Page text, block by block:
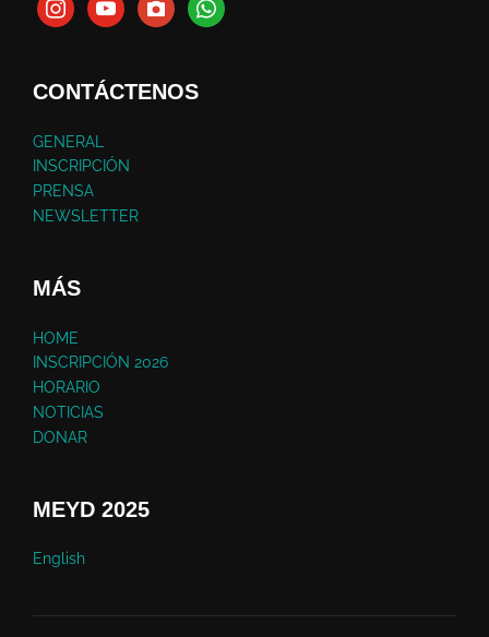
CONTÁCTENOS
GENERAL
INSCRIPCIÓN
PRENSA
NEWSLETTER
MÁS
HOME
INSCRIPCIÓN 2026
HORARIO
NOTICIAS
DONAR
MEYD 2025
English